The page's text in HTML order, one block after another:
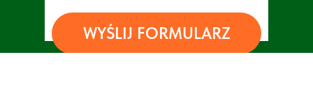
WYŚLIJ FORMULARZ